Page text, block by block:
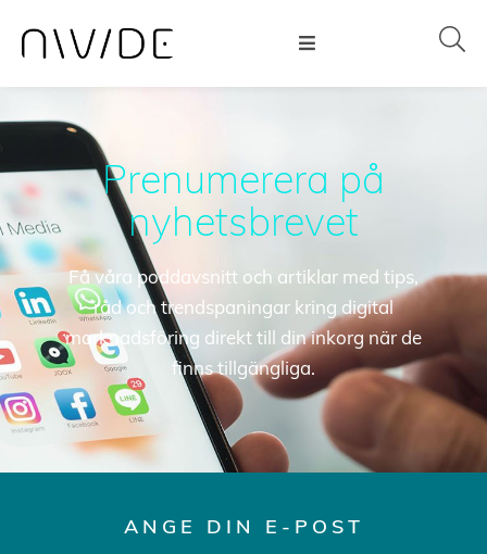
Prenumerera på
nyhetsbrevet
Få våra poddavsnitt och artiklar med tips,
råd och trendspaningar kring digital
marknadsföring direkt till din inkorg när de
finns tillgängliga.
ANGE DIN E-POST